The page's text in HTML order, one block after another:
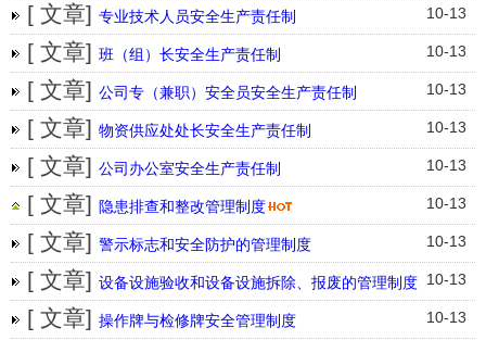
10-13
[ 文章] 专业技术人员安全生产责任制
10-13
[ 文章] 班（组）长安全生产责任制
10-13
[ 文章] 公司专（兼职）安全员安全生产责任制
10-13
[ 文章] 物资供应处处长安全生产责任制
10-13
[ 文章] 公司办公室安全生产责任制
10-13
[ 文章] 隐患排查和整改管理制度
10-13
[ 文章] 警示标志和安全防护的管理制度
10-13
[ 文章] 设备设施验收和设备设施拆除、报废的管理制度
10-13
[ 文章] 操作牌与检修牌安全管理制度